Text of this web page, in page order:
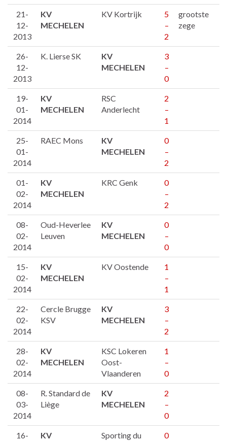
21-
12-
2013
KV
MECHELEN
KV Kortrijk
5
–
2
grootste
zege
26-
12-
2013
K. Lierse SK
KV
MECHELEN
3
–
0
19-
01-
2014
KV
MECHELEN
RSC
Anderlecht
2
–
1
25-
01-
2014
RAEC Mons
KV
MECHELEN
0
–
2
01-
02-
2014
KV
MECHELEN
KRC Genk
0
–
2
08-
02-
2014
Oud-Heverlee
Leuven
KV
MECHELEN
0
–
0
15-
02-
2014
KV
MECHELEN
KV Oostende
1
–
1
22-
02-
2014
Cercle Brugge
KSV
KV
MECHELEN
3
–
2
28-
02-
2014
KV
MECHELEN
KSC Lokeren
Oost-
Vlaanderen
1
–
0
08-
03-
2014
R. Standard de
Liège
KV
MECHELEN
2
–
0
16-
KV
Sporting du
0